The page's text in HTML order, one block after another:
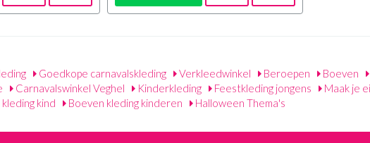
Goedkope carnavalskleding Verkleedwinkel Beroepen Boeven
Carnavalswinkel Veghel Kinderkleding Feestkleding jongens
Maak je
kind Boeven kleding kinderen Halloween Thema's